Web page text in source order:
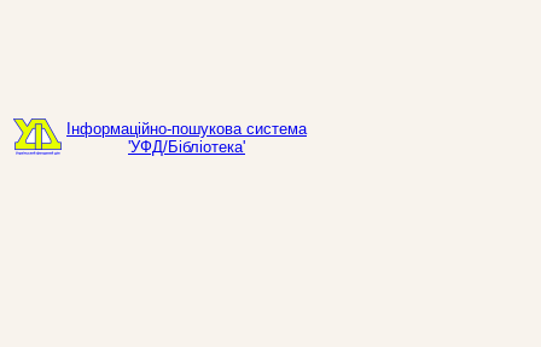
Інформаційно-пошукова система
'УФД/Бібліотека'